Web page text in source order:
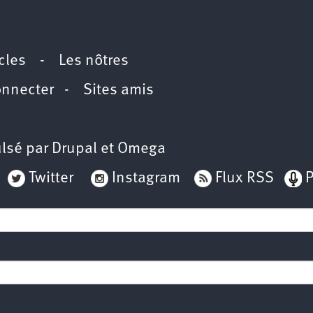
- Les nôtres
- Sites amis
par Drupal et Omega
Twitter Instagram Flux RSS